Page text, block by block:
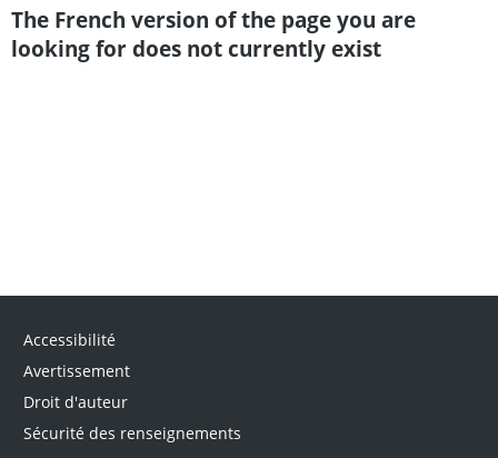
The French version of the page you are
looking for does not currently exist
Accessibilité
Avertissement
Droit d'auteur
Sécurité des renseignements